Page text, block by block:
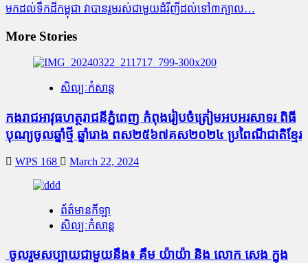
មកដល់ទឹកដីកម្ពុជា វាបានរួមរស់ជាមួយដំរីញីដល់ទៅ៣ក្បាល…
More Stories
សិល្បៈកំសាន្ត
កងរាជអាវុធហត្ថរាជនីភ្នំពេញ កំពុងរៀបចំត្រៀមអបអរសាទរ ពិធី
បុណ្យចូលឆ្នាំថ្មី ឆ្នាំរោង ពស២៥៦៧គស២០២៤ ប្រពៃណីជាតិខ្មែរ
WPS 168 March 22, 2024
ព័ត៌មានកីឡា
សិល្បៈកំសាន្ត
ចូលរួមសប្បាយជាមួយនឹង៖ គឹម យ៉ាយ៉ា និង លោក សេង ក្នុង